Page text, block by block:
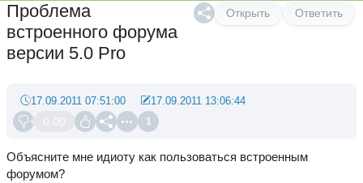
Открыть Ответить
Проблема
встроенного форума
версии 5.0 Pro
0.00 1
17.09.2011 07:51:00 17.09.2011 13:06:44
Объясните мне идиоту как пользоваться встроенным
форумом?